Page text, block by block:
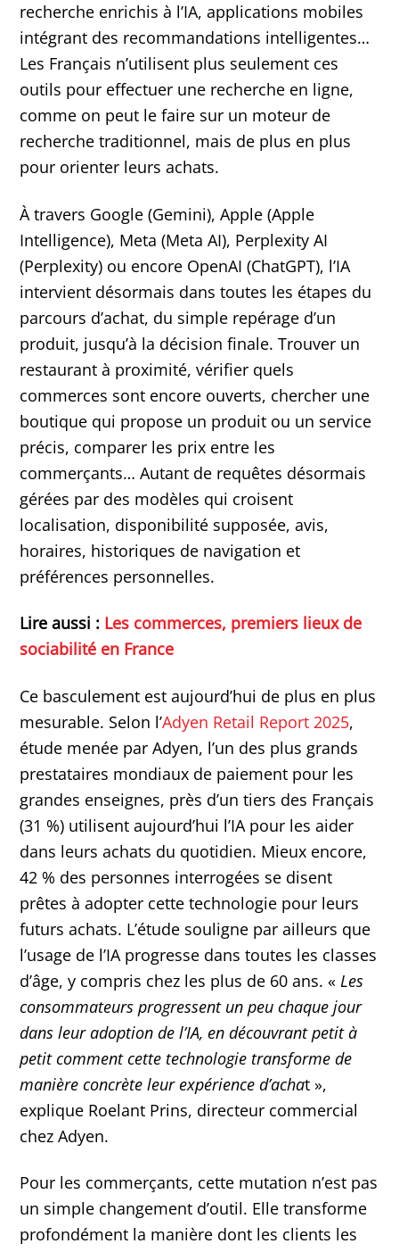
recherche enrichis à l’IA, applications mobiles
intégrant des recommandations intelligentes…
Les Français n’utilisent plus seulement ces
outils pour effectuer une recherche en ligne,
comme on peut le faire sur un moteur de
recherche traditionnel, mais de plus en plus
pour orienter leurs achats.
À travers Google (Gemini), Apple (Apple
Intelligence), Meta (Meta AI), Perplexity AI
(Perplexity) ou encore OpenAI (ChatGPT), l’IA
intervient désormais dans toutes les étapes du
parcours d’achat, du simple repérage d’un
produit, jusqu’à la décision finale. Trouver un
restaurant à proximité, vérifier quels
commerces sont encore ouverts, chercher une
boutique qui propose un produit ou un service
précis, comparer les prix entre les
commerçants… Autant de requêtes désormais
gérées par des modèles qui croisent
localisation, disponibilité supposée, avis,
horaires, historiques de navigation et
préférences personnelles.
Lire aussi : Les commerces, premiers lieux de
sociabilité en France
Ce basculement est aujourd’hui de plus en plus
mesurable. Selon l’Adyen Retail Report 2025,
étude menée par Adyen, l’un des plus grands
prestataires mondiaux de paiement pour les
grandes enseignes, près d’un tiers des Français
(31 %) utilisent aujourd’hui l’IA pour les aider
dans leurs achats du quotidien. Mieux encore,
42 % des personnes interrogées se disent
prêtes à adopter cette technologie pour leurs
futurs achats. L’étude souligne par ailleurs que
l’usage de l’IA progresse dans toutes les classes
d’âge, y compris chez les plus de 60 ans. « Les
consommateurs progressent un peu chaque jour
dans leur adoption de l’IA, en découvrant petit à
petit comment cette technologie transforme de
manière concrète leur expérience d’achat »,
explique Roelant Prins, directeur commercial
chez Adyen.
Pour les commerçants, cette mutation n’est pas
un simple changement d’outil. Elle transforme
profondément la manière dont les clients les